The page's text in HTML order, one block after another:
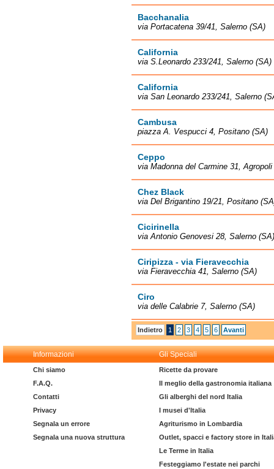
Bacchanalia
via Portacatena 39/41, Salerno (SA)
California
via S.Leonardo 233/241, Salerno (SA)
California
via San Leonardo 233/241, Salerno
Cambusa
piazza A. Vespucci 4, Positano (SA)
Ceppo
via Madonna del Carmine 31,
Chez Black
via Del Brigantino 19/21, Positano
Cicirinella
via Antonio Genovesi 28, Salerno (SA)
Ciripizza - via Fieravecchia
via Fieravecchia 41, Salerno (SA)
Ciro
via delle Calabrie 7, Salerno (SA)
Indietro 1 2 3 4 5 6 Avanti
Informazioni Gli Speciali
Chi siamo
F.A.Q.
Contatti
Privacy
Segnala un errore
Segnala una nuova struttura
Ricette da provare
Il meglio della gastronomia italiana
Gli alberghi del nord Italia
I musei d'Italia
Agriturismo in Lombardia
Outlet, spacci e factory store in
Le Terme in Italia
Festeggiamo l'estate nei parchi